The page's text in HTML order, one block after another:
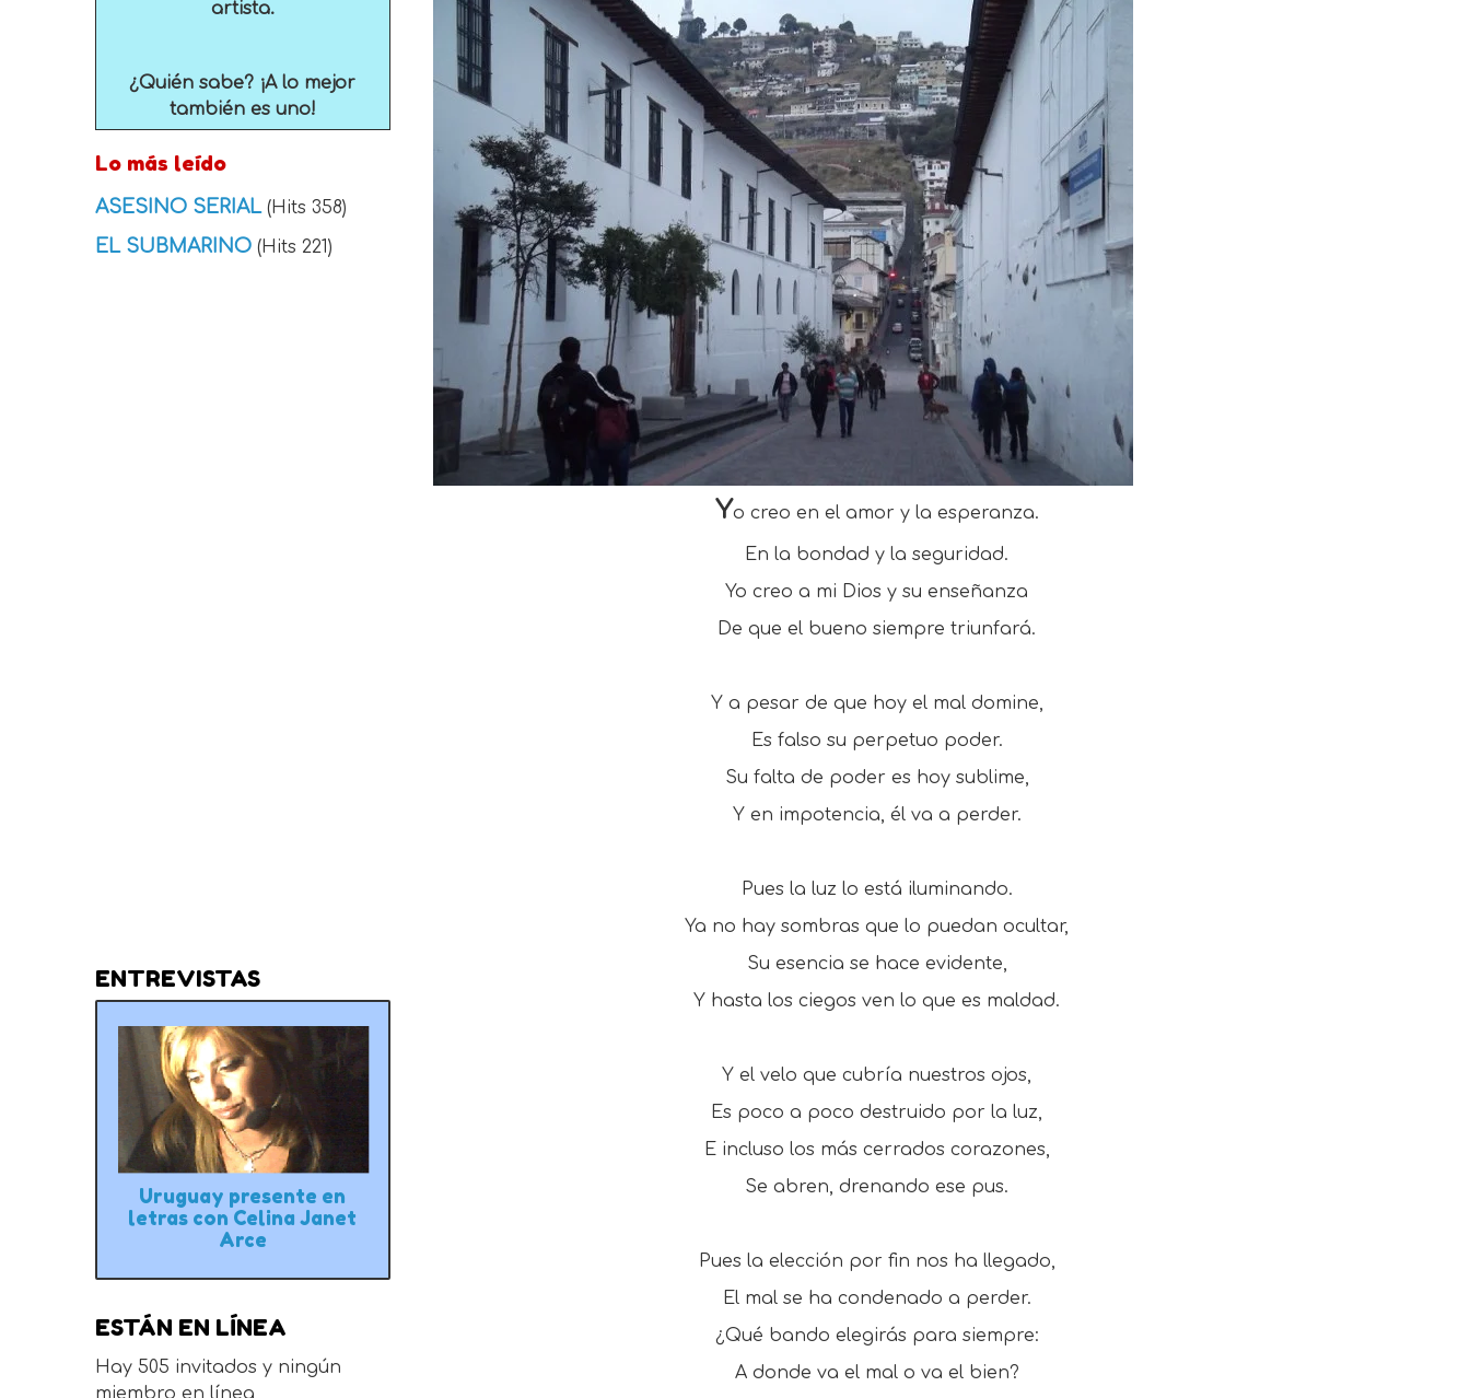
Yo creo en el amor y la esperanza.
En la bondad y la seguridad.
Yo creo a mi Dios y su enseñanza
De que el bueno siempre triunfará.
Y a pesar de que hoy el mal domine,
Es falso su perpetuo poder.
Su falta de poder es hoy sublime,
Y en impotencia, él va a perder.
Pues la luz lo está iluminando.
Ya no hay sombras que lo puedan ocultar,
Su esencia se hace evidente,
Y hasta los ciegos ven lo que es maldad.
Y el velo que cubría nuestros ojos,
Es poco a poco destruido por la luz,
E incluso los más cerrados corazones,
Se abren, drenando ese pus.
Pues la elección por fin nos ha llegado,
El mal se ha condenado a perder.
¿Qué bando elegirás para siempre:
A donde va el mal o va el bien?
artista.
¿Quién sabe? ¡A lo mejor
también es uno!
Lo más leído
ASESINO SERIAL (Hits 358)
EL SUBMARINO (Hits 221)
ENTREVISTAS
Uruguay presente en
letras con Celina Janet
Arce
ESTÁN EN LÍNEA
Hay 505 invitados y ningún
miembro en línea